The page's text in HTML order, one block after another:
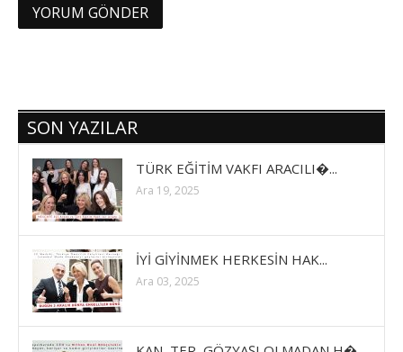
SON YAZILAR
TÜRK EĞİTİM VAKFI ARACILI�...
Ara 19, 2025
İYİ GİYİNMEK HERKESİN HAK...
Ara 03, 2025